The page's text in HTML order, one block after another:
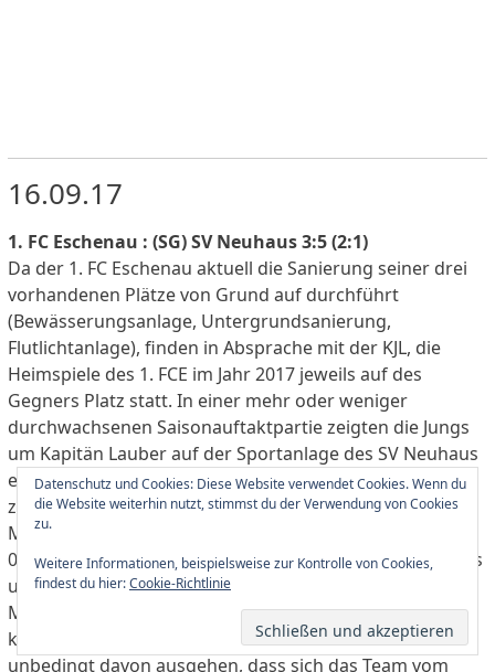
(Bewässerungsanlage, Untergrundsanierung,
Flutlichtanlage), finden in Absprache mit der KJL, die
Heimspiele des 1. FCE im Jahr 2017 jeweils auf des
Gegners Platz statt. In einer mehr oder weniger
durchwachsenen Saisonauftaktpartie zeigten die Jungs
um Kapitän Lauber auf der Sportanlage des SV Neuhaus
eine sehr schwankende Leistung und konnten nicht
zuletzt, auf Grund der sehr aufwühlenden letzten 7
Minuten das Spiel für sich entscheiden. S. Neugebauers
0:1 (7. Min.) glichen die „Gastgeber“ nach 24 Minuten aus
und Y. Hager ließ mit seinem zweiten Treffer in der 35.
Minute das 2:1 folgen. Bis zum 2:2 durch S. Barth (66.)
konnte der fußballinteressierte Zuschauer nicht
unbedingt davon ausgehen, dass sich das Team vom
Betreuerteam Seitz/Umlauf noch so aufrappelt und die
Begegnung für sich entscheiden würde. S. Barth (83.
Min.) und Ö. Sonkaya (86. Min.) ließen das 2:3 bzw. 2:4
folgen. M. Denndorf von den „Gastgebern“ machte es
zwei Minuten vor dem Schlusspfiff mit seinem 3:4 noch
einmal spannend, aber D. Lindner nahm mit dem 3:5-
Datenschutz und Cookies: Diese Website verwendet Cookies. Wenn du
die Website weiterhin nutzt, stimmst du der Verwendung von Cookies
zu.
Weitere Informationen, beispielsweise zur Kontrolle von Cookies,
findest du hier:Cookie-Richtlinie